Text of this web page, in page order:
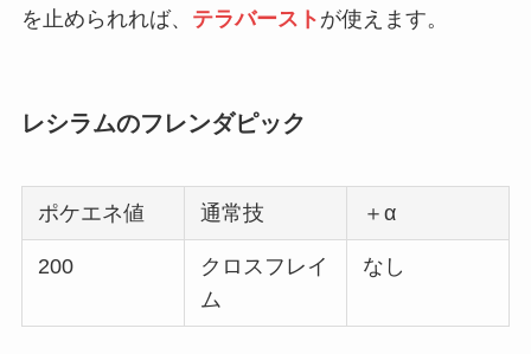
を止められれば、 テラバースト が使えます。
レシラムのフレンダピック
ポケエネ値 通常技 ＋α
200
クロスフレイ
ム
なし